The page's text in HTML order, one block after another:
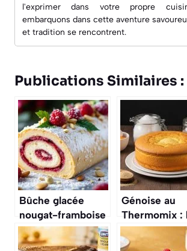
l'exprimer dans votre propre
embarquons dans cette aventure
et tradition se rencontrent.
Publications Similaires :
Bûche glacée
nougat-framboise
: le dessert qui se
prépare 3 jours à
Génoise au
Thermomix :
recette
rapide